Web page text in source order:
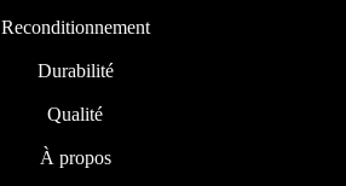
Reconditionnement
Durabilité
Qualité
À propos